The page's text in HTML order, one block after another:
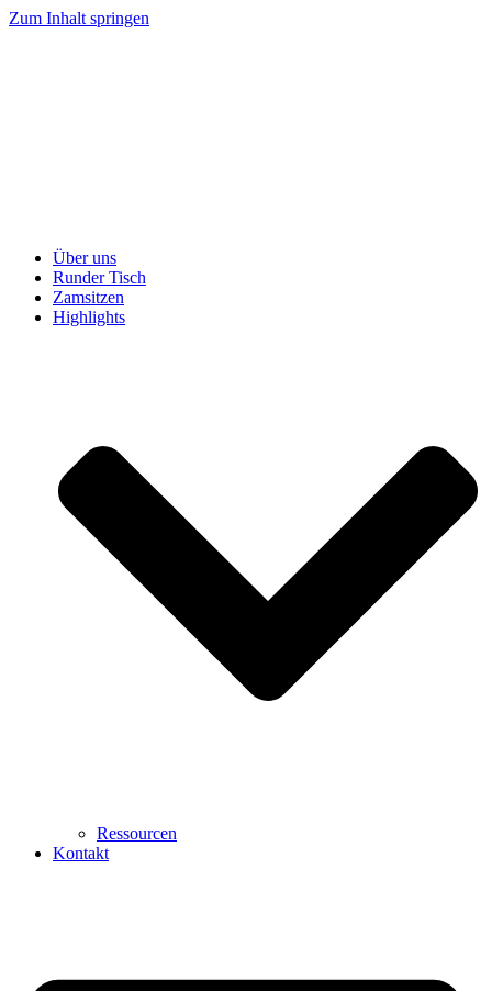
Zum Inhalt springen
Über uns
Runder Tisch
Zamsitzen
Highlights
Ressourcen
Kontakt